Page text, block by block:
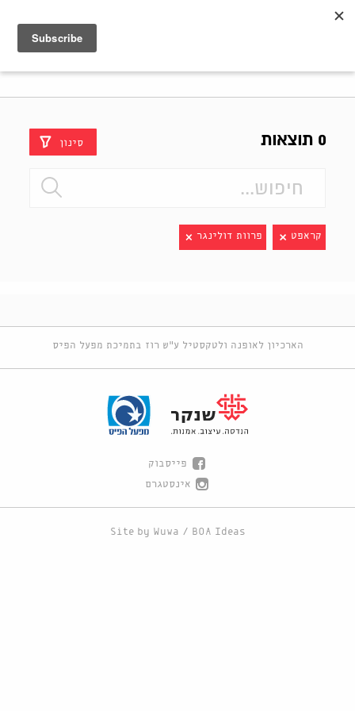
0 תוצאות סינון
קראפט פרוות דולינגר
הארכיון לאופנה ולטקסטיל ע"ש רוז בתמיכת מפעל הפיס
פייסבוק
אינסטגרם
Site by Wuwa / BOA Ideas